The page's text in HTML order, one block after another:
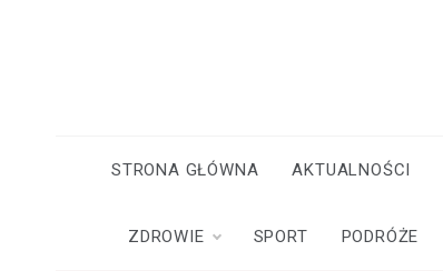
STRONA GŁÓWNA AKTUALNOŚCI
ZDROWIE SPORT PODRÓŻE